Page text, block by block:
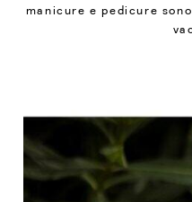
manicure e pedicure